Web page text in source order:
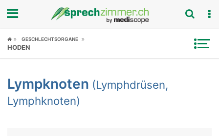
Fokus
Symptome
Untersuchungen
GESCHLECHTSORGANE
HODEN
Lympknoten (Lymphdrüsen,
Lymphknoten)